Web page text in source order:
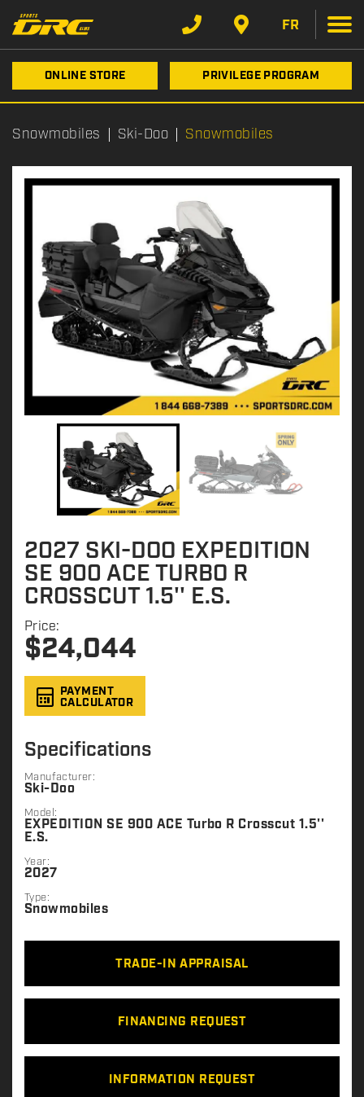
FR
ONLINE STORE PRIVILEGE PROGRAM
Snowmobiles Ski-Doo Snowmobiles
2027 SKI-DOO EXPEDITION
SE 900 ACE TURBO R
CROSSCUT 1.5'' E.S.
Price:
$24,044
PAYMENT
CALCULATOR
Specifications
Manufacturer:
Ski-Doo
Model:
EXPEDITION SE 900 ACE Turbo R Crosscut 1.5''
E.S.
Year:
2027
Type:
Snowmobiles
TRADE-IN APPRAISAL
FINANCING REQUEST
INFORMATION REQUEST